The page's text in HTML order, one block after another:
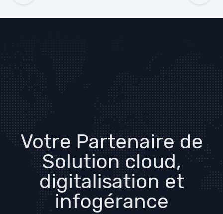
Votre Partenaire de
Solution cloud,
digitalisation et
infogérance